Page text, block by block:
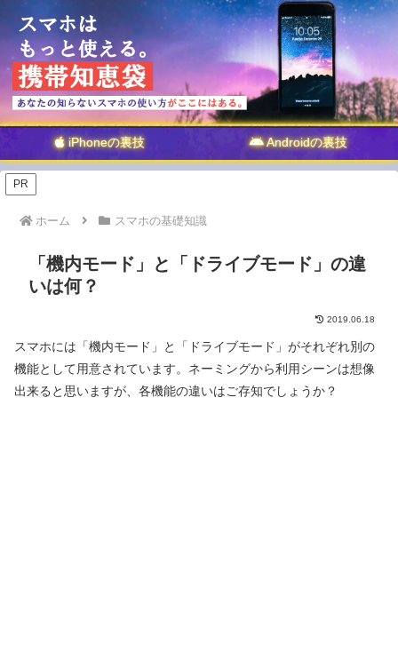
iPhoneの裏技 Androidの裏技
PR
ホーム スマホの基礎知識
「機内モード」と「ドライブモード」の違
いは何？
2019.06.18
スマホには「機内モード」と「ドライブモード」がそれぞれ別の
機能として用意されています。ネーミングから利用シーンは想像
出来ると思いますが、各機能の違いはご存知でしょうか？